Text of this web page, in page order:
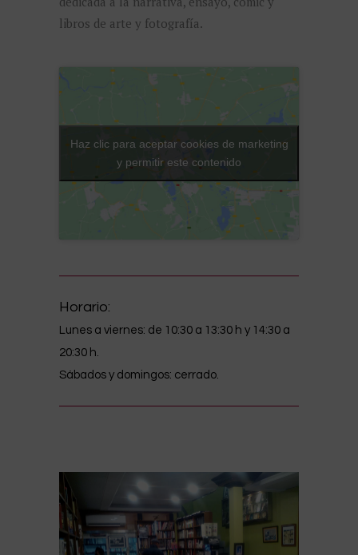
libros de arte y fotografía.
Haz clic para aceptar cookies de marketing
y permitir este contenido
Horario:
Lunes a viernes: de 10:30 a 13:30 h y 14:30 a
20:30 h.
Sábados y domingos: cerrado.